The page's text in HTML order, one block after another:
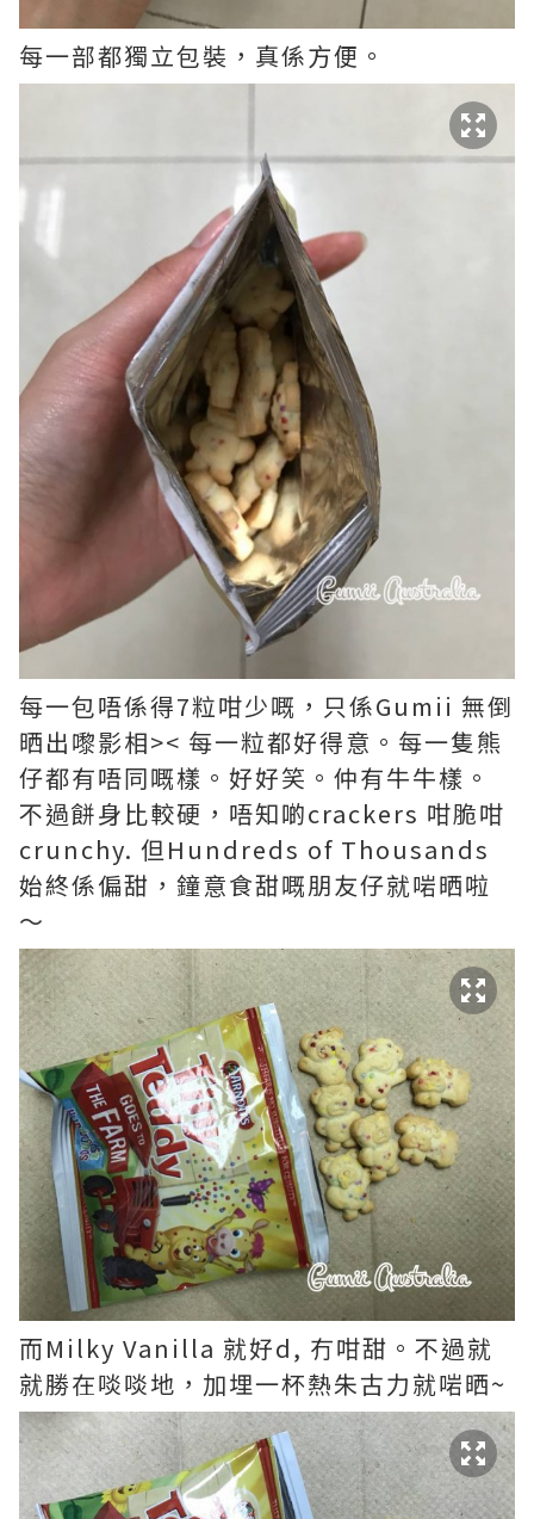
每一部都獨立包裝，真係方便。
每一包唔係得7粒咁少嘅，只係Gumii 無倒
晒出嚟影相>< 每一粒都好得意。每一隻熊
仔都有唔同嘅樣。好好笑。仲有牛牛樣。
不過餅身比較硬，唔知啲crackers 咁脆咁
crunchy. 但Hundreds of Thousands
始終係偏甜，鐘意食甜嘅朋友仔就啱晒啦
～
而Milky Vanilla 就好d, 冇咁甜。不過就
就勝在啖啖地，加埋一杯熱朱古力就啱晒~